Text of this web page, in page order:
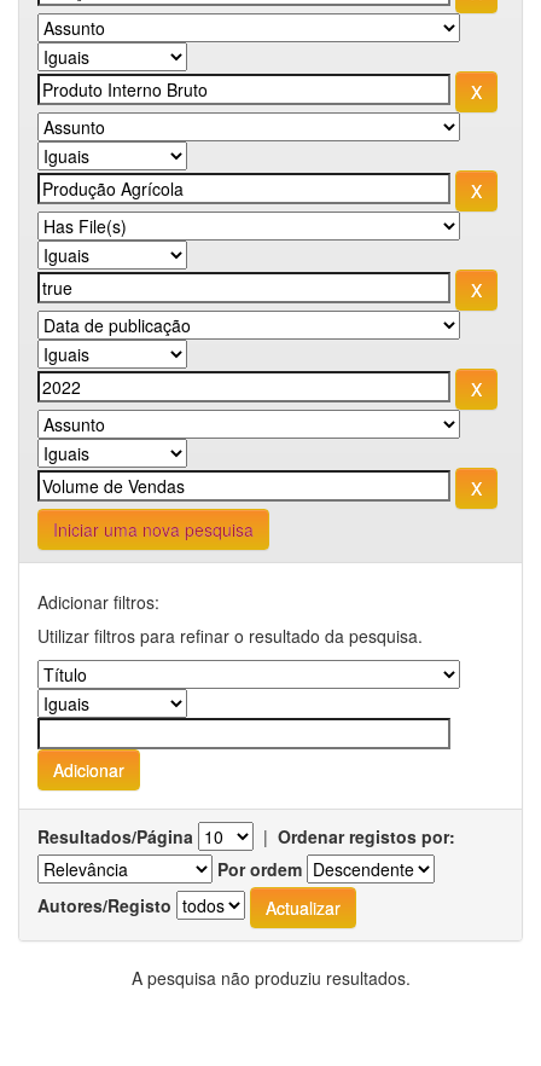
Iniciar uma nova pesquisa
Adicionar filtros:
Utilizar filtros para refinar o resultado da pesquisa.
Resultados/Página | Ordenar registos por:
Por ordem
Autores/Registo
A pesquisa não produziu resultados.